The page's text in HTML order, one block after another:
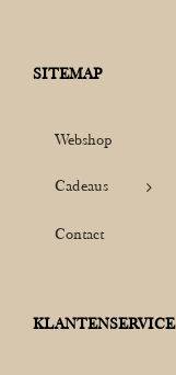
SITEMAP
Webshop
Cadeaus
Contact
KLANTENSERVICE